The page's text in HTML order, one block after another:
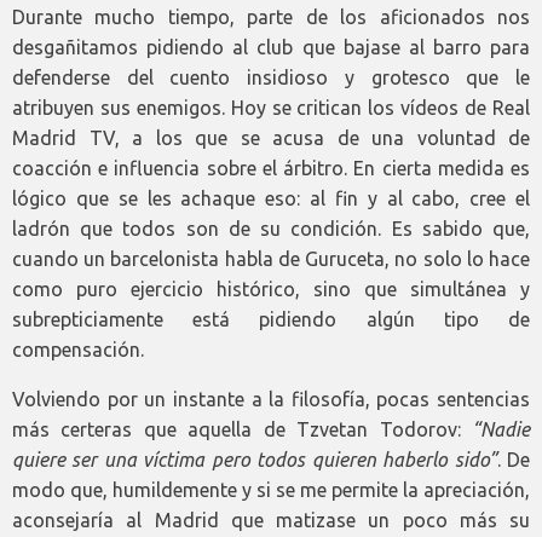
Durante mucho tiempo, parte de los aficionados nos
desgañitamos pidiendo al club que bajase al barro para
defenderse del cuento insidioso y grotesco que le
atribuyen sus enemigos. Hoy se critican los vídeos de Real
Madrid TV, a los que se acusa de una voluntad de
coacción e influencia sobre el árbitro. En cierta medida es
lógico que se les achaque eso: al fin y al cabo, cree el
ladrón que todos son de su condición. Es sabido que,
cuando un barcelonista habla de Guruceta, no solo lo hace
como puro ejercicio histórico, sino que simultánea y
subrepticiamente está pidiendo algún tipo de
compensación.
Volviendo por un instante a la filosofía, pocas sentencias
más certeras que aquella de Tzvetan Todorov:
“Nadie
quiere ser una víctima pero todos quieren haberlo sido”. De
modo que, humildemente y si se me permite la apreciación,
aconsejaría al Madrid que matizase un poco más su